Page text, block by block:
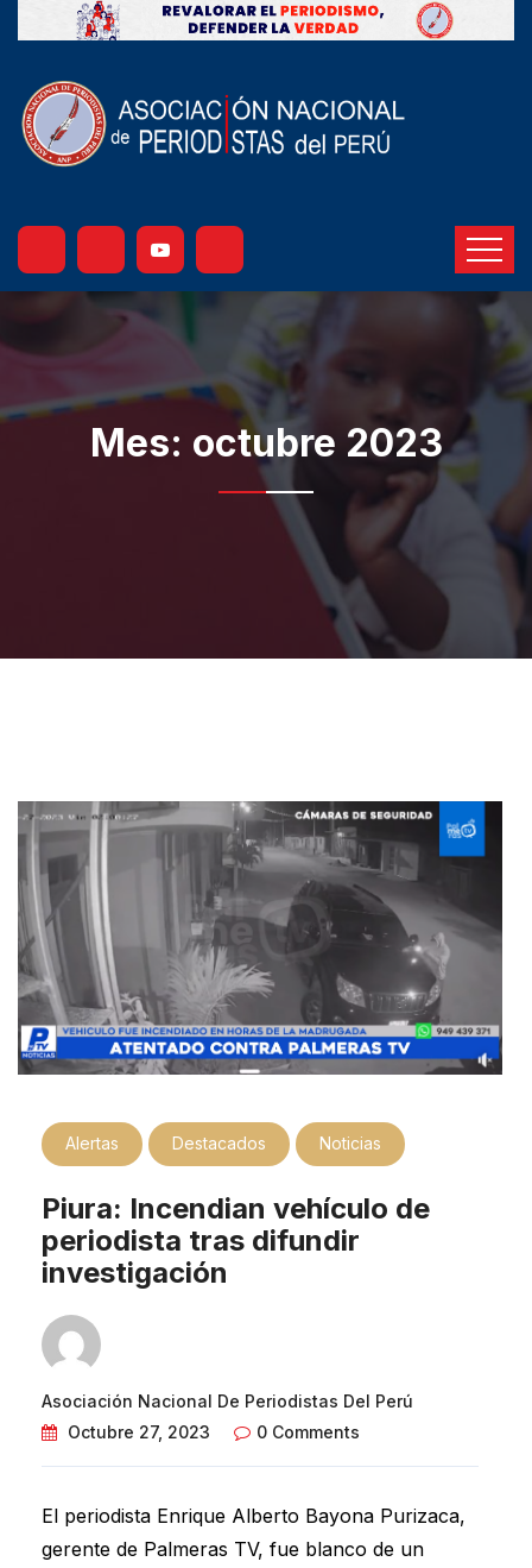
Mes: octubre 2023
Alertas Destacados Noticias
Piura: Incendian vehículo de
periodista tras difundir
investigación
Asociación Nacional De Periodistas Del Perú
Octubre 27, 2023
0 Comments
El periodista Enrique Alberto Bayona Purizaca,
gerente de Palmeras TV, fue blanco de un